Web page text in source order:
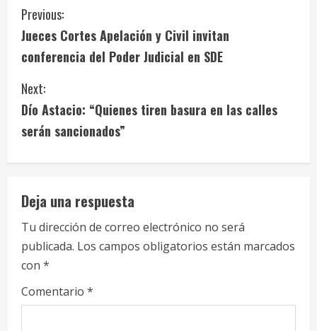
C
o
n
t
i
n
u
e
R
e
a
Previous:
Jueces Cortes Apelación y Civil invitan
conferencia del Poder Judicial en SDE
Next:
Dío Astacio: “Quienes tiren basura en las calles
serán sancionados”
Deja una respuesta
Tu dirección de correo electrónico no será
publicada. Los campos obligatorios están marcados
con *
Comentario *